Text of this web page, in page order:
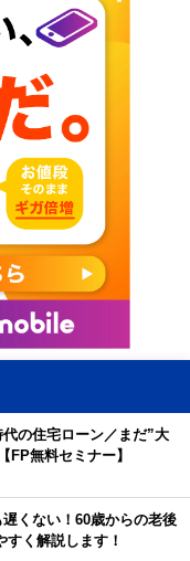
の住宅ローン／まだ”大
FP無料セミナー】
遅くない！60歳からの老後
すく解説します！